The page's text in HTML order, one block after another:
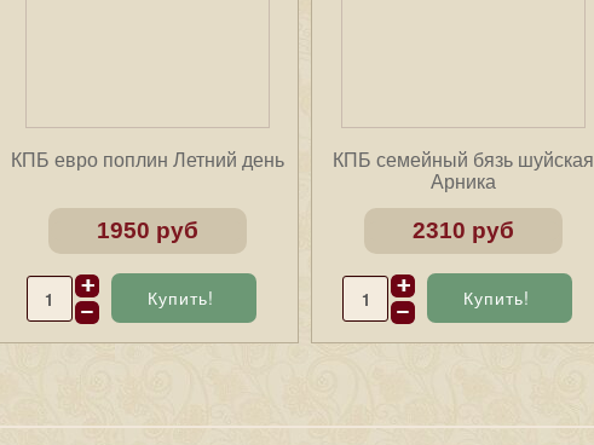
КПБ евро поплин Летний день
1950 руб
КПБ семейный бязь шуйская
Арника
2310 руб